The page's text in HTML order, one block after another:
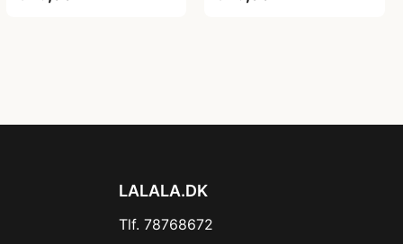
LALALA.DK
Tlf. 78768672